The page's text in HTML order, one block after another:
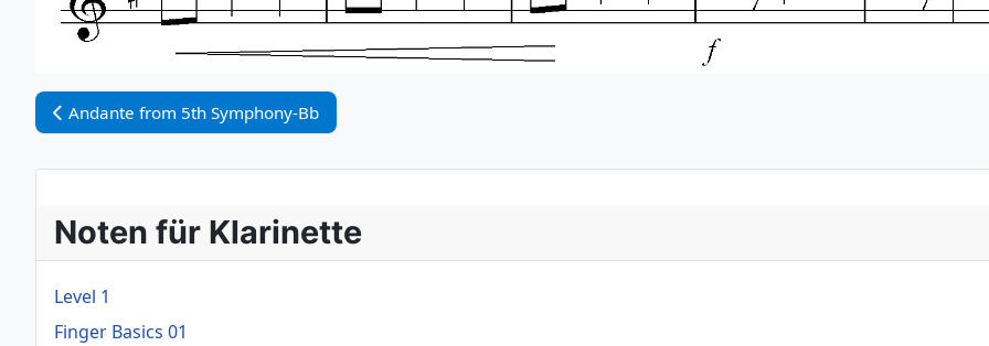
Vorheriger Beitrag: Andante from 5th Symphony-Bb
Andante from 5th Symphony-Bb
Noten für Klarinette
Level 1
Finger Basics 01